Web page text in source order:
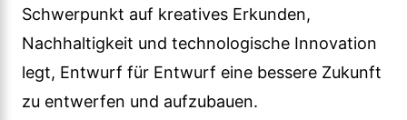
Schwerpunkt auf kreatives Erkunden,
Nachhaltigkeit und technologische Innovation
legt, Entwurf für Entwurf eine bessere Zukunft
zu entwerfen und aufzubauen.